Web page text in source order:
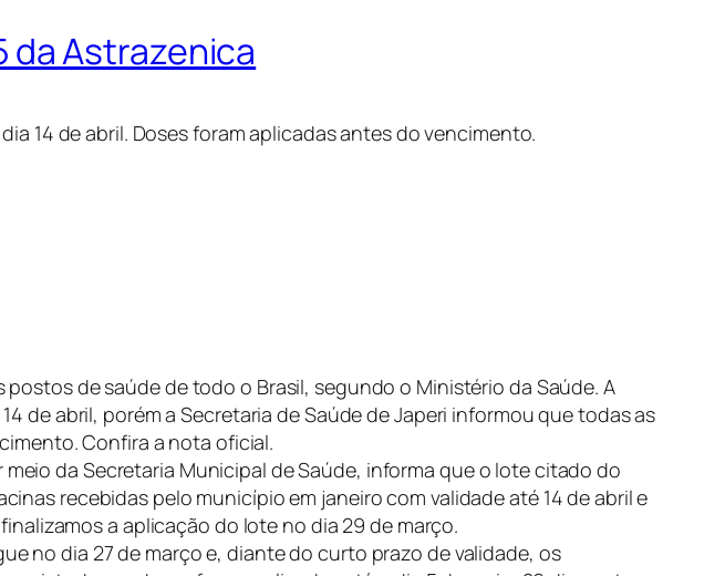
da Astrazenica
14 de abril. Doses foram aplicadas antes do vencimento.
de saúde de todo o Brasil, segundo o Ministério da Saúde. A
de abril, porém a Secretaria de Saúde de Japeri informou que todas as
Confira a nota oficial.
meio da Secretaria Municipal de Saúde, informa que o lote citado do
recebidas pelo município em janeiro com validade até 14 de abril e
a aplicação do lote no dia 29 de março.
no dia 27 de março e, diante do curto prazo de validade, os